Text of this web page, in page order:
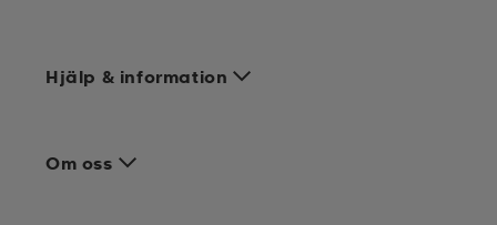
Hjälp & information
Om oss